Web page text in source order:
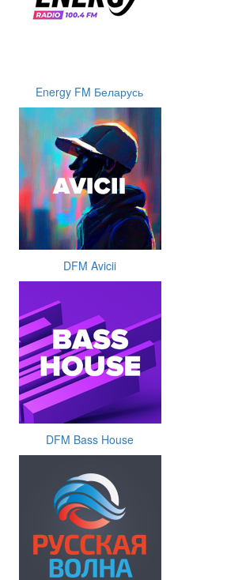
Energy FM Беларусь
DFM Avicii
DFM Bass House